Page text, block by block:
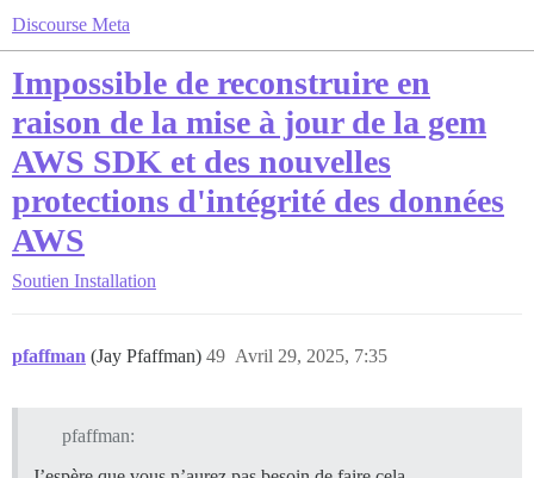
Discourse Meta
Impossible de reconstruire en
raison de la mise à jour de la gem
AWS SDK et des nouvelles
protections d'intégrité des données
AWS
Soutien Installation
pfaffman (Jay Pfaffman) Avril 29, 2025, 7:35
49
pfaffman: